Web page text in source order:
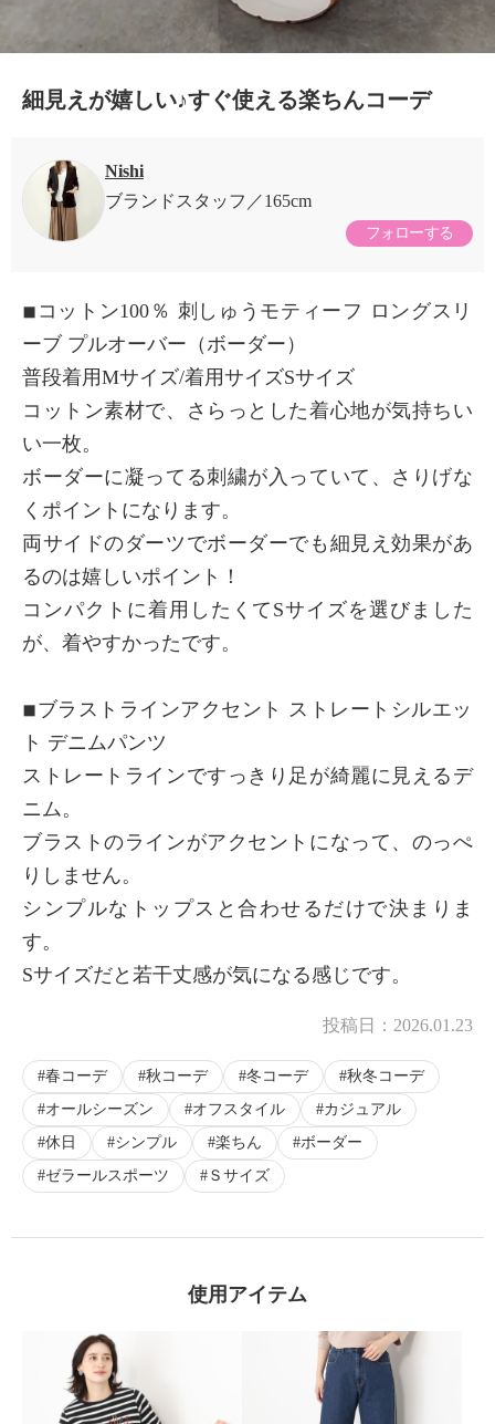
× 商品紹介
細見えが嬉しい♪すぐ使える楽ちんコーデ
Nishi
ブランドスタッフ
165cm
フォローする
◾︎コットン100％ 刺しゅうモティーフ ロングスリ
ーブ プルオーバー（ボーダー）
普段着用Mサイズ/着用サイズSサイズ
コットン素材で、さらっとした着心地が気持ちい
い一枚。
ボーダーに凝ってる刺繍が入っていて、さりげな
くポイントになります。
両サイドのダーツでボーダーでも細見え効果があ
るのは嬉しいポイント！
コンパクトに着用したくてSサイズを選びました
が、着やすかったです。
◾︎ブラストラインアクセント ストレートシルエッ
ト デニムパンツ
ストレートラインですっきり足が綺麗に見えるデ
ニム。
ブラストのラインがアクセントになって、のっぺ
りしません。
シンプルなトップスと合わせるだけで決まりま
す。
Sサイズだと若干丈感が気になる感じです。
投稿日： 2026.01.23
春コーデ 秋コーデ 冬コーデ
秋冬コーデ
オールシーズン
オフスタイル
カジュアル
休日
シンプル 楽ちん
ボーダー
ゼラールスポーツ
Ｓサイズ
使用アイテム